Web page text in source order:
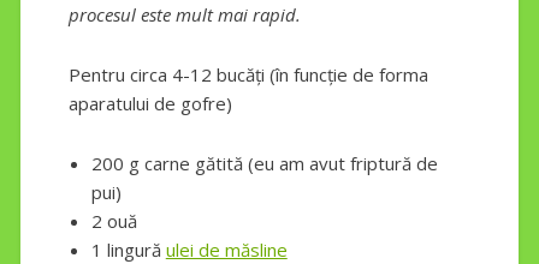
procesul este mult mai rapid.
Pentru circa 4-12 bucăți (în funcție de forma
aparatului de gofre)
200 g carne gătită (eu am avut friptură de
pui)
2 ouă
1 lingură ulei de măsline